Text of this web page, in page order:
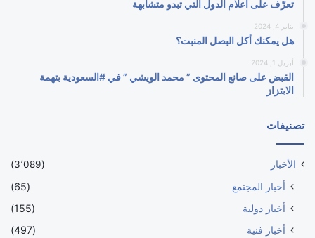
تعرّف على أعلام الدول التي تبدو متشابهة
يناير 4, 2024
هل يمكنك أكل البصل المنبت؟
أبريل 1, 2024
القبض على صانع المحتوى ” محمد الويشي ” في #السعودية بتهمة
الابتزاز
تصنيفات
الأخبار (3٬089)
أخبار المجتمع
(65)
أخبار دولية
(155)
أخبار فنية
(497)